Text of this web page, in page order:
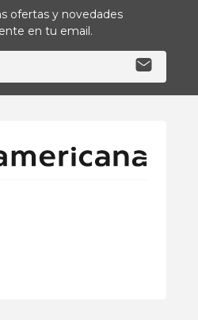
ofertas y novedades
en tu email.